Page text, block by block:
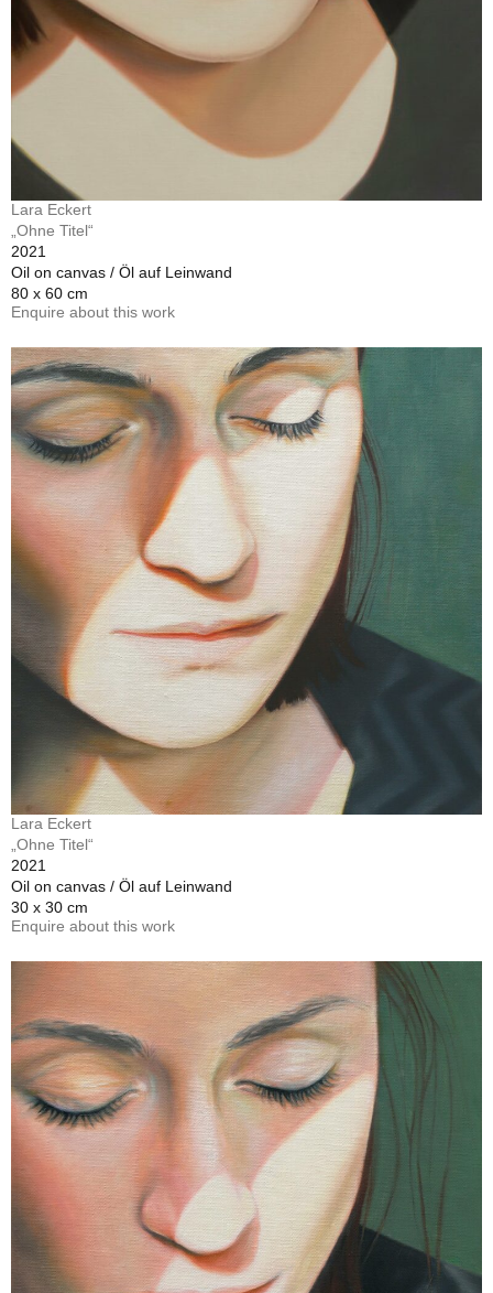
Lara Eckert
„Ohne Titel“
2021
Oil on canvas / Öl auf Leinwand
80 x 60 cm
Enquire about this work
Lara Eckert
„Ohne Titel“
2021
Oil on canvas / Öl auf Leinwand
30 x 30 cm
Enquire about this work